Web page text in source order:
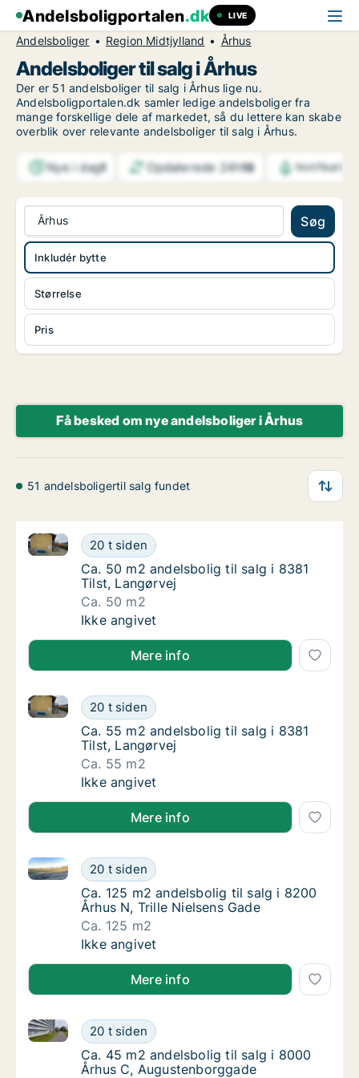
Andelsboligportalen.dk LIVE
Andelsboliger Region Midtjylland Århus
Andelsboliger til salg i Århus
Der er 51 andelsboliger til salg i Århus lige nu.
Andelsboligportalen.dk samler ledige andelsboliger fra
mange forskellige dele af markedet, så du lettere kan skabe
overblik over relevante andelsboliger til salg i Århus.
Nye i dag1 Opdaterede 24h13
Århus Søg
Størrelse
Pris
Inkludér bytte
Få besked om nye andelsboliger i Århus
51 andelsboligertil salg fundet
Ca. 50 m2 andelsbolig til salg i 8381 Tilst,
20 t siden
Ca. 50 m2 andelsbolig til salg i 8381 Tilst, Langørvej
Ca. 50 m2 andelsbolig til salg i 8381 Tilst,
Ca. 50 m2 andelsbolig til salg i 8381
Tilst, Langørvej
Ca. 50 m2
Ca. 50 m2 andelsbolig til salg i 8381 Tilst,
Ikke angivet
Mere info
Ca. 55 m2 andelsbolig til salg i 8381 Tilst,
20 t siden
Ca. 55 m2 andelsbolig til salg i 8381 Tilst, Langørvej
Ca. 55 m2 andelsbolig til salg i 8381 Tilst,
Ca. 55 m2 andelsbolig til salg i 8381
Tilst, Langørvej
Ca. 55 m2
Ca. 55 m2 andelsbolig til salg i 8381 Tilst,
Ikke angivet
Mere info
Ca. 125 m2 andelsbolig til salg i 8200
20 t siden
Ca. 125 m2 andelsbolig til salg i 8200 Århus N, Trille
Ca. 125 m2 andelsbolig til salg i 8200
Ca. 125 m2 andelsbolig til salg i 8200
Århus N, Trille Nielsens Gade
Ca. 125 m2
Ca. 125 m2 andelsbolig til salg i 8200
Ikke angivet
Mere info
Ca. 45 m2 andelsbolig til salg i 8000 Århus
20 t siden
Ca. 45 m2 andelsbolig til salg i 8000 Århus C,
Ca. 45 m2 andelsbolig til salg i 8000 Århus
Ca. 45 m2 andelsbolig til salg i 8000
Århus C, Augustenborggade